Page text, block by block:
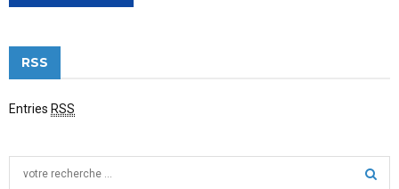
RSS
Entries RSS